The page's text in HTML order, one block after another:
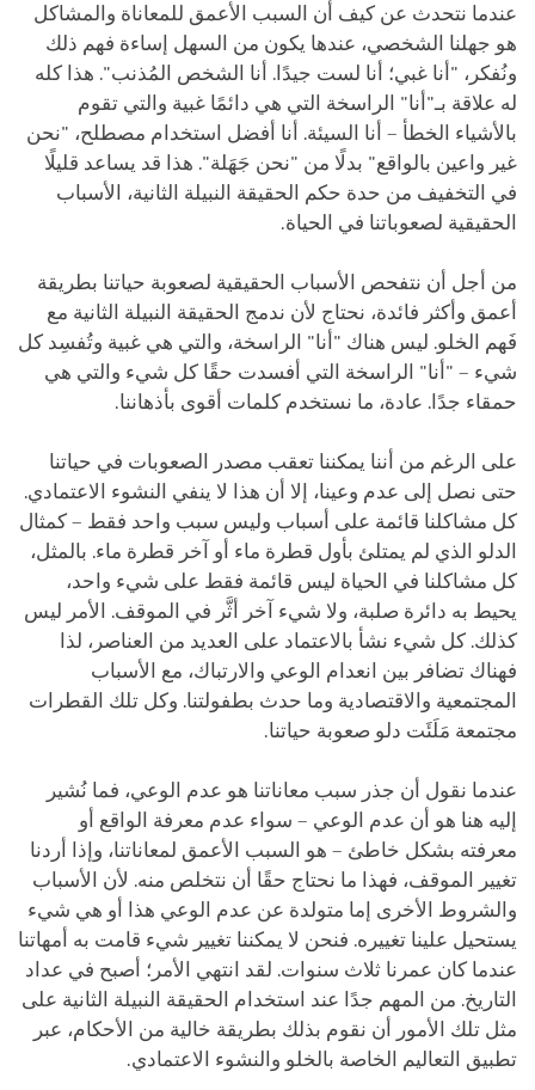
عندما نتحدث عن كيف أن السبب الأعمق للمعاناة والمشاكل
هو جهلنا الشخصي، عندها يكون من السهل إساءة فهم ذلك
ونُفكر، "أنا غبي؛ أنا لست جيدًا. أنا الشخص المُذنب". هذا كله
له علاقة بـ"أنا" الراسخة التي هي دائمًا غبية والتي تقوم
بالأشياء الخطأ – أنا السيئة. أنا أفضل استخدام مصطلح، "نحن
غير واعين بالواقع" بدلًا من "نحن جَهَلة". هذا قد يساعد قليلًا
في التخفيف من حدة حكم الحقيقة النبيلة الثانية، الأسباب
الحقيقية لصعوباتنا في الحياة.
من أجل أن نتفحص الأسباب الحقيقية لصعوبة حياتنا بطريقة
أعمق وأكثر فائدة، نحتاج لأن ندمج الحقيقة النبيلة الثانية مع
فَهم الخلو. ليس هناك "أنا" الراسخة، والتي هي غبية وتُفسِد كل
شيء – "أنا" الراسخة التي أفسدت حقًا كل شيء والتي هي
حمقاء جدًا. عادة، ما نستخدم كلمات أقوى بأذهاننا.
على الرغم من أننا يمكننا تعقب مصدر الصعوبات في حياتنا
حتى نصل إلى عدم وعينا، إلا أن هذا لا ينفي النشوء الاعتمادي.
كل مشاكلنا قائمة على أسباب وليس سبب واحد فقط – كمثال
الدلو الذي لم يمتلئ بأول قطرة ماء أو آخر قطرة ماء. بالمثل،
كل مشاكلنا في الحياة ليس قائمة فقط على شيء واحد،
يحيط به دائرة صلبة، ولا شيء آخر أثَّر في الموقف. الأمر ليس
كذلك. كل شيء نشأ بالاعتماد على العديد من العناصر، لذا
فهناك تضافر بين انعدام الوعي والارتباك، مع الأسباب
المجتمعية والاقتصادية وما حدث بطفولتنا. وكل تلك القطرات
مجتمعة مَلَئَت دلو صعوبة حياتنا.
عندما نقول أن جذر سبب معاناتنا هو عدم الوعي، فما نُشير
إليه هنا هو أن عدم الوعي – سواء عدم معرفة الواقع أو
معرفته بشكل خاطئ – هو السبب الأعمق لمعاناتنا، وإذا أردنا
تغيير الموقف، فهذا ما نحتاج حقًا أن نتخلص منه. لأن الأسباب
والشروط الأخرى إما متولدة عن عدم الوعي هذا أو هي شيء
يستحيل علينا تغييره. فنحن لا يمكننا تغيير شيء قامت به أمهاتنا
عندما كان عمرنا ثلاث سنوات. لقد انتهي الأمر؛ أصبح في عداد
التاريخ. من المهم جدًا عند استخدام الحقيقة النبيلة الثانية على
مثل تلك الأمور أن نقوم بذلك بطريقة خالية من الأحكام، عبر
تطبيق التعاليم الخاصة بالخلو والنشوء الاعتمادي.